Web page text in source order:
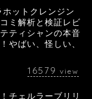
ホットクレンジン
ミ解析と検証レビ
ティシャンの本音
やばい、怪しい、
16579 view
チェルラーブリリ